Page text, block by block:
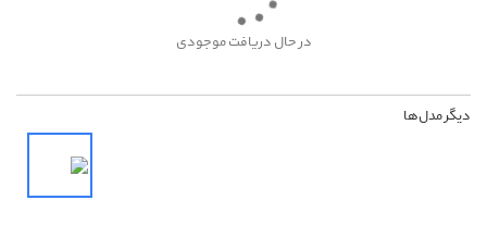
در حال دریافت موجودی
دیگر مدل‌ها